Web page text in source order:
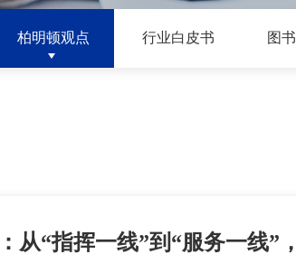
柏明顿观点 行业白皮书 图
从“指挥一线”到“服务一线”